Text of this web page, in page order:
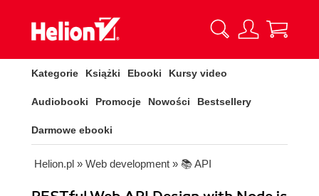
Kategorie Książki Ebooki Kursy video
Audiobooki Promocje Nowości Bestsellery
Darmowe ebooki
Helion.pl » Web development » 📚 API